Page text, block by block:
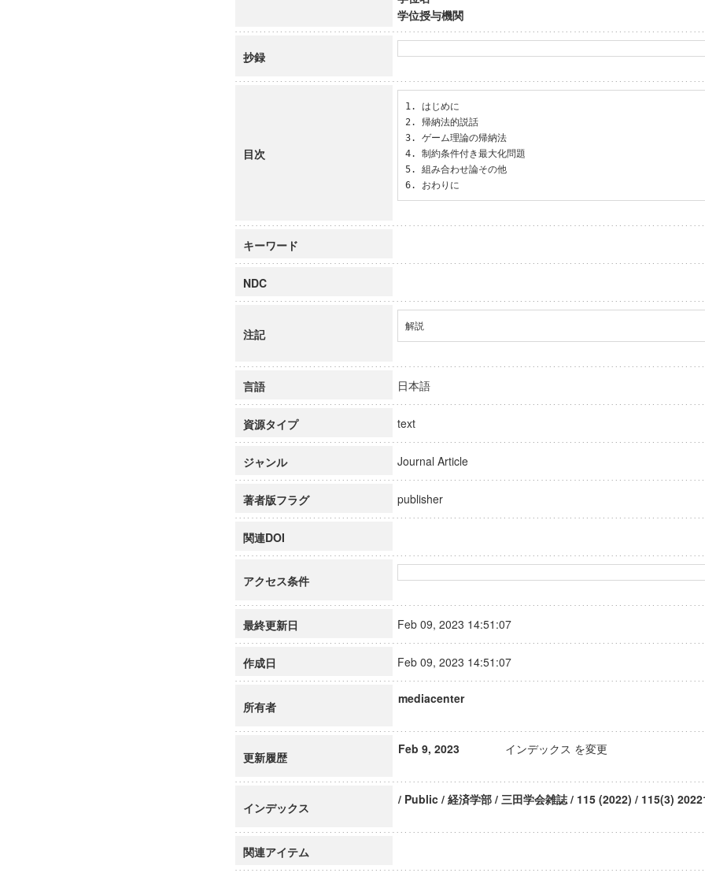
学位授与機関
抄録
目次
1. はじめに
2. 帰納法的説話
3. ゲーム理論の帰納法
4. 制約条件付き最大化問題
5. 組み合わせ論その他
6. おわりに
キーワード
NDC
注記
解説
言語 日本語
資源タイプ text
ジャンル Journal Article
著者版フラグ publisher
関連DOI
アクセス条件
最終更新日 Feb 09, 2023 14:51:07
作成日 Feb 09, 2023 14:51:07
所有者
mediacenter
更新履歴
Feb 9, 2023 インデックス を変更
インデックス
/ Public / 経済学部 / 三田学会雑誌 / 115 (2022) / 115(3)
関連アイテム